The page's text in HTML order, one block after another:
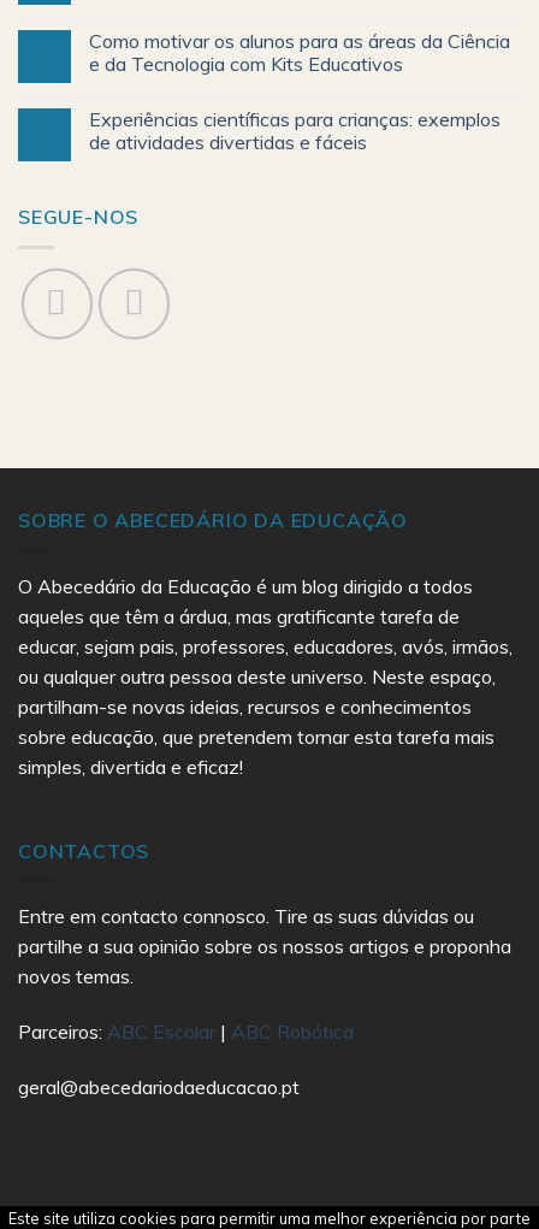
Como motivar os alunos para as áreas da Ciência
e da Tecnologia com Kits Educativos
Experiências científicas para crianças: exemplos
de atividades divertidas e fáceis
SEGUE-NOS
SOBRE O ABECEDÁRIO DA EDUCAÇÃO
O Abecedário da Educação é um blog dirigido a todos
aqueles que têm a árdua, mas gratificante tarefa de
educar, sejam pais, professores, educadores, avós, irmãos,
ou qualquer outra pessoa deste universo. Neste espaço,
partilham-se novas ideias, recursos e conhecimentos
sobre educação, que pretendem tornar esta tarefa mais
simples, divertida e eficaz!
CONTACTOS
Entre em contacto connosco. Tire as suas dúvidas ou
partilhe a sua opinião sobre os nossos artigos e proponha
novos temas.
Parceiros: ABC Escolar | ABC Robótica
geral@abecedariodaeducacao.pt
Este site utiliza cookies para permitir uma melhor experiência por parte